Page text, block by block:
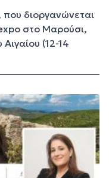
διοργανώνεται
στο Μαρούσι,
(12-14